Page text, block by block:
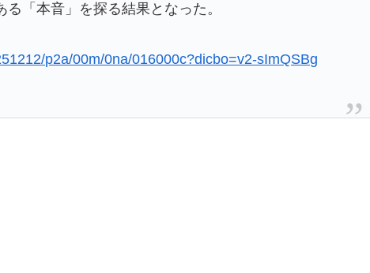
験者向けのITパスポート試験対策
のニュースが出るのは予想できた」
「本音」を探る結果となった。
p2a/00m/0na/016000c?dicbo=v2-sImQSBg